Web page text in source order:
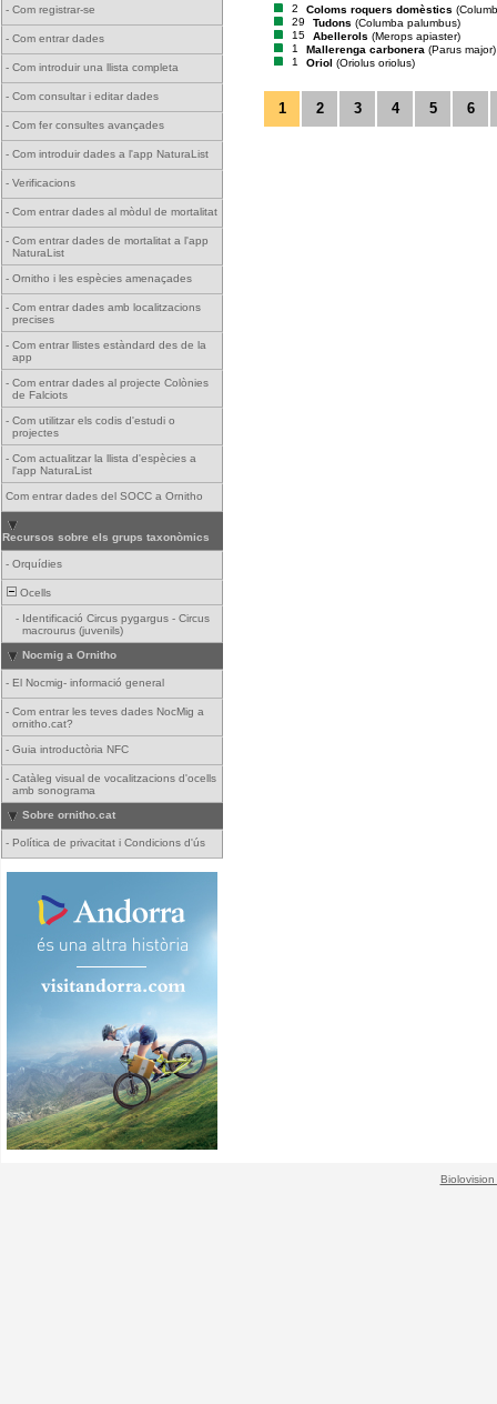
- Com registrar-se
- Com entrar dades
- Com introduir una llista completa
- Com consultar i editar dades
- Com fer consultes avançades
- Com introduir dades a l'app NaturaList
- Verificacions
- Com entrar dades al mòdul de mortalitat
- Com entrar dades de mortalitat a l'app
NaturaList
- Ornitho i les espècies amenaçades
- Com entrar dades amb localitzacions
precises
- Com entrar llistes estàndard des de la
app
- Com entrar dades al projecte Colònies
de Falciots
- Com utilitzar els codis d'estudi o
projectes
- Com actualitzar la llista d'espècies a
l'app NaturaList
Com entrar dades del SOCC a Ornitho
Recursos sobre els grups taxonòmics
- Orquídies
Ocells
- Identificació Circus pygargus - Circus
macrourus (juvenils)
Nocmig a Ornitho
- El Nocmig- informació general
- Com entrar les teves dades NocMig a
ornitho.cat?
- Guia introductòria NFC
- Catàleg visual de vocalitzacions d'ocells
amb sonograma
Sobre ornitho.cat
- Política de privacitat i Condicions d'ús
2
Coloms roquers domèstics
29
Tudons (Columba palumbus)
15
Abellerols (Merops apiaster)
1
Mallerenga carbonera (Parus major)
1
Oriol (Oriolus oriolus)
1 2 3 4 5 6
Biolovision